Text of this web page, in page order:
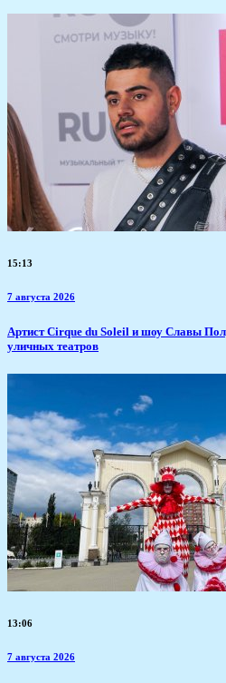
15:13
7 августа 2026
Артист Cirque du Soleil и шоу Славы
уличных театров
13:06
7 августа 2026